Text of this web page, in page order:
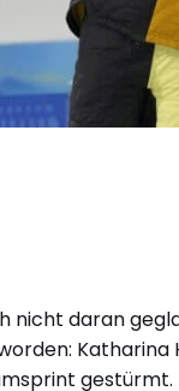
nicht daran
Katharina